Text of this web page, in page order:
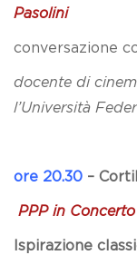
Pasolini
conversazione
docente di
l’Università
ore 20.30 –
PPP in Concerto
Ispirazione